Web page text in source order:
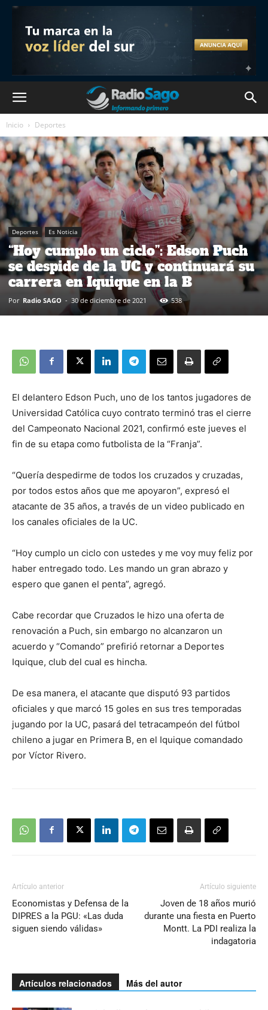
Inicio Deportes
Deportes Es Noticia
“Hoy cumplo un ciclo”: Edson Puch
se despide de la UC y continuará su
carrera en Iquique en la B
Por Radio SAGO - 30 de diciembre de 2021 538
El delantero Edson Puch, uno de los tantos jugadores de
Universidad Católica cuyo contrato terminó tras el cierre
del Campeonato Nacional 2021, confirmó este jueves el
fin de su etapa como futbolista de la “Franja”.
“Quería despedirme de todos los cruzados y cruzadas,
por todos estos años que me apoyaron”, expresó el
atacante de 35 años, a través de un video publicado en
los canales oficiales de la UC.
“Hoy cumplo un ciclo con ustedes y me voy muy feliz por
haber entregado todo. Les mando un gran abrazo y
espero que ganen el penta”, agregó.
Cabe recordar que Cruzados le hizo una oferta de
renovación a Puch, sin embargo no alcanzaron un
acuerdo y “Comando” prefirió retornar a Deportes
Iquique, club del cual es hincha.
De esa manera, el atacante que disputó 93 partidos
oficiales y que marcó 15 goles en sus tres temporadas
jugando por la UC, pasará del tetracampeón del fútbol
chileno a jugar en Primera B, en el Iquique comandado
por Víctor Rivero.
Artículo anterior
Economistas y Defensa de la
DIPRES a la PGU: «Las duda
siguen siendo válidas»
Artículo siguiente
Joven de 18 años murió
durante una fiesta en Puerto
Montt. La PDI realiza la
indagatoria
Artículos relacionados Más del autor